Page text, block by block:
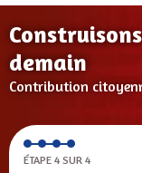
demain
Contribution
ÉTAPE 4 SUR 4